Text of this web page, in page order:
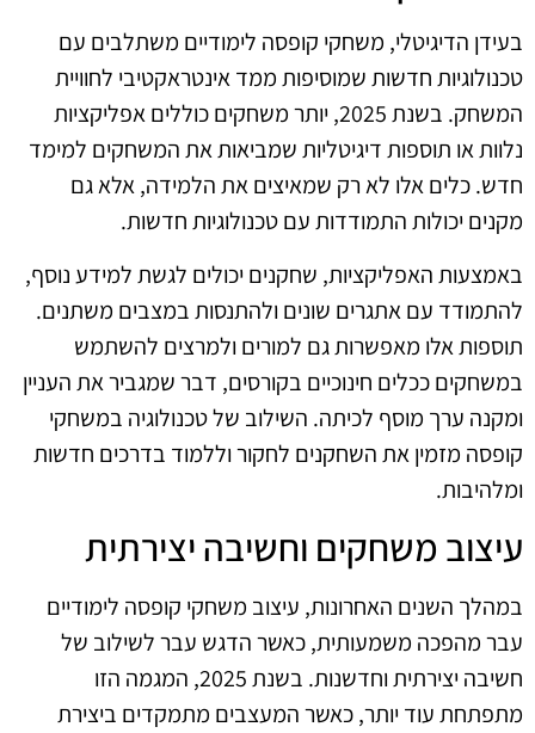
בעידן הדיגיטלי, משחקי קופסה לימודיים משתלבים עם
טכנולוגיות חדשות שמוסיפות ממד אינטראקטיבי לחוויית
המשחק. בשנת 2025, יותר משחקים כוללים אפליקציות
נלוות או תוספות דיגיטליות שמביאות את המשחקים למימד
חדש. כלים אלו לא רק שמאיצים את הלמידה, אלא גם
מקנים יכולות התמודדות עם טכנולוגיות חדשות.
באמצעות האפליקציות, שחקנים יכולים לגשת למידע נוסף,
להתמודד עם אתגרים שונים ולהתנסות במצבים משתנים.
תוספות אלו מאפשרות גם למורים ולמרצים להשתמש
במשחקים ככלים חינוכיים בקורסים, דבר שמגביר את העניין
ומקנה ערך מוסף לכיתה. השילוב של טכנולוגיה במשחקי
קופסה מזמין את השחקנים לחקור וללמוד בדרכים חדשות
ומלהיבות.
עיצוב משחקים וחשיבה יצירתית
במהלך השנים האחרונות, עיצוב משחקי קופסה לימודיים
עבר מהפכה משמעותית, כאשר הדגש עבר לשילוב של
חשיבה יצירתית וחדשנות. בשנת 2025, המגמה הזו
מתפתחת עוד יותר, כאשר המעצבים מתמקדים ביצירת